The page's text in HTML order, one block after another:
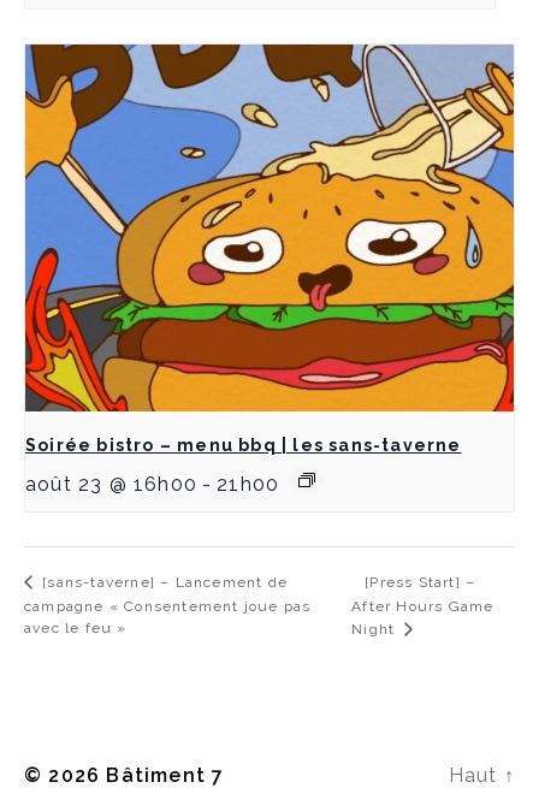
Soirée bistro – menu bbq | les sans-taverne
août 23 @ 16h00 - 21h00
[sans-taverne] – Lancement de
campagne « Consentement joue pas
avec le feu »
[Press Start] –
After Hours Game
Night
© 2026 Bâtiment 7 Haut ↑